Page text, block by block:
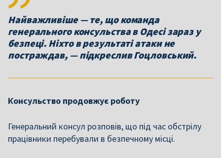
Найважливіше — те, що команда
генерального консульства в Одесі зараз у
безпеці. Ніхто в результаті атаки не
постраждав, — підкреслив Гоцловський.
Консульство продовжує роботу
Генеральний консул розповів, що під час обстрілу
працівники перебували в безпечному місці.